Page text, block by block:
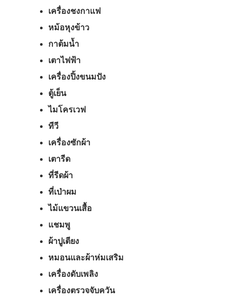
เครื่องชงกาแฟ
หม้อหุงข้าว
กาต้มน้ำ
เตาไฟฟ้า
เครื่องปิ้งขนมปัง
ตู้เย็น
ไมโครเวฟ
ทีวี
เครื่องซักผ้า
เตารีด
ที่รีดผ้า
ที่เป่าผม
ไม้แขวนเสื้อ
แชมพู
ผ้าปูเตียง
หมอนและผ้าห่มเสริม
เครื่องดับเพลิง
เครื่องตรวจจับควัน